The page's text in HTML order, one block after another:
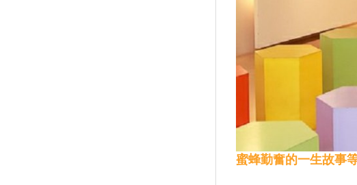
蜜蜂勤奮的一生故事